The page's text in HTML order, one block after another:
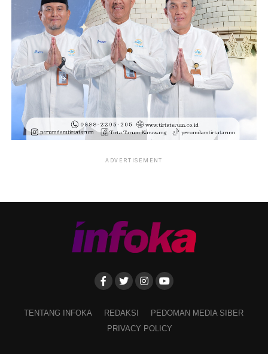
ADVERTISEMENT
TENTANG INFOKA REDAKSI
PEDOMAN MEDIA SIBER
PRIVACY POLICY